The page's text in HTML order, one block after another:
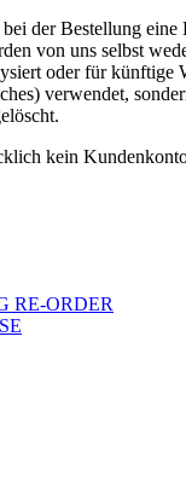
der Bestellung eine
von uns selbst
oder für künftige
verwendet,
kein
RE-ORDER